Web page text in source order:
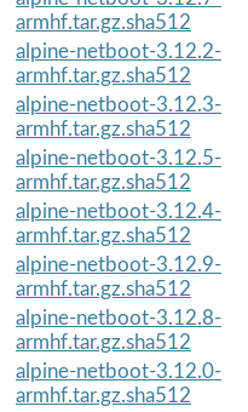
armhf.tar.gz.sha512
alpine-netboot-3.12.2-
armhf.tar.gz.sha512
alpine-netboot-3.12.3-
armhf.tar.gz.sha512
alpine-netboot-3.12.5-
armhf.tar.gz.sha512
alpine-netboot-3.12.4-
armhf.tar.gz.sha512
alpine-netboot-3.12.9-
armhf.tar.gz.sha512
alpine-netboot-3.12.8-
armhf.tar.gz.sha512
alpine-netboot-3.12.0-
armhf.tar.gz.sha512